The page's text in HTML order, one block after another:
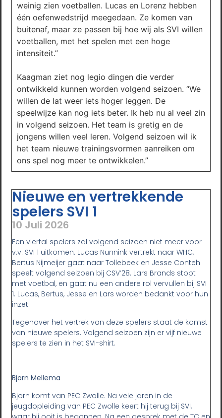
weinig zien voetballen. Lucas en Lorenz hebben
één oefenwedstrijd meegedaan. Ze komen van
buitenaf, maar ze passen bij hoe wij als SVI willen
voetballen, met het spelen met een hoge
intensiteit.”
Kaagman ziet nog legio dingen die verder
ontwikkeld kunnen worden volgend seizoen. “We
willen de lat weer iets hoger leggen. De
speelwijze kan nog iets beter. Ik heb nu al veel zin
in volgend seizoen. Het team is gretig en de
jongens willen veel leren. Volgend seizoen wil ik
het team nieuwe trainingsvormen aanreiken om
ons spel nog meer te ontwikkelen.”
Nieuwe en vertrekkende
spelers SVI 1
10 Juli 2026
Een viertal spelers zal volgend seizoen niet meer voor
v.v. SVI 1 uitkomen. Lucas Nunnink vertrekt naar WHC,
Bertus Nijmeijer gaat naar Tollebeek en Jesse Conteh
speelt volgend seizoen bij CSV’28. Lars Brands stopt
met voetbal, en gaat nu een andere rol vervullen bij SVI
1. Lucas, Bertus, Jesse en Lars worden bedankt voor hun
inzet!
Tegenover het vertrek van deze spelers staat de komst
van nieuwe spelers. Volgend seizoen zijn er vijf nieuwe
spelers te zien in het SVI-shirt.
Bjorn Mellema
Bjorn komt van PEC Zwolle. Na vele jaren in de
jeugdopleiding van PEC Zwolle keert hij terug bij SVI,